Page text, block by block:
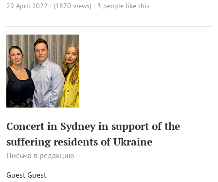
29 April 2022 · (1870 views) · 3 people like this
Concert in Sydney in support of the
suffering residents of Ukraine
Письма в редакцию
Guest Guest